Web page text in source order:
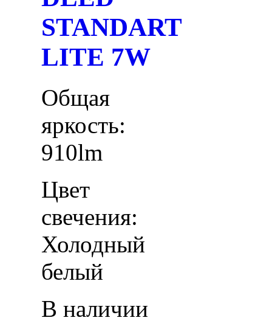
STANDART
LITE 7W
Общая
яркость:
910lm
Цвет
свечения:
Холодный
белый
В наличии